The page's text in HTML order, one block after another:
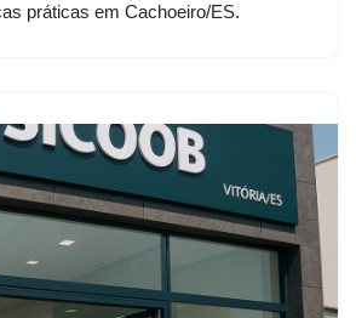
práticas em Cachoeiro/ES.